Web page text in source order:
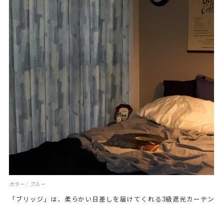
カラー：ブルー
「ブリッジ」は、柔らかい日差しを届けてくれる3級遮光カーテン